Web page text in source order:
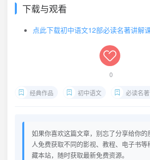
下载与观看
点此下载初中语文12部必读名著讲解
0
经典作品 初中语文 必读名
如果你喜欢这篇文章，别忘了分享给你的
人免费获取不同的影视、教程、电子书
藏本站，随时获取最新免费资源。